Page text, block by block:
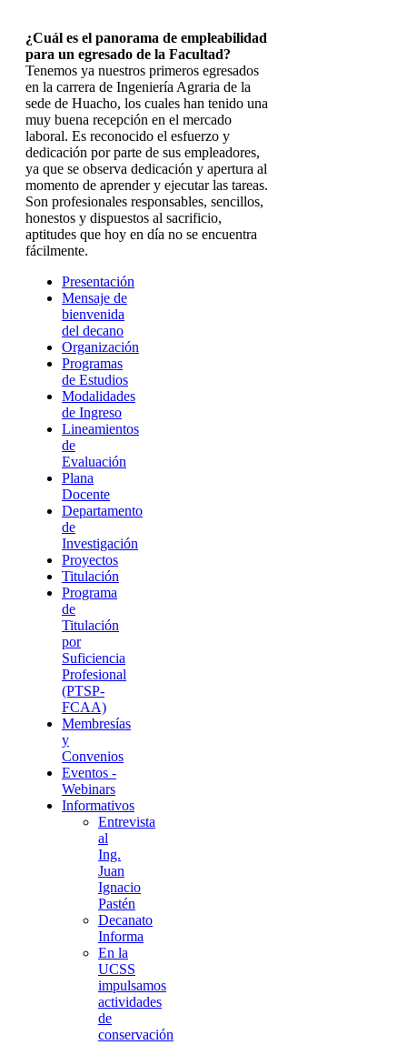
¿Cuál es el panorama de empleabilidad
para un egresado de la Facultad?
Tenemos ya nuestros primeros egresados
en la carrera de Ingeniería Agraria de la
sede de Huacho, los cuales han tenido una
muy buena recepción en el mercado
laboral. Es reconocido el esfuerzo y
dedicación por parte de sus empleadores,
ya que se observa dedicación y apertura al
momento de aprender y ejecutar las tareas.
Son profesionales responsables, sencillos,
honestos y dispuestos al sacrificio,
aptitudes que hoy en día no se encuentra
fácilmente.
Presentación
Mensaje de
bienvenida
del decano
Organización
Programas
de Estudios
Modalidades
de Ingreso
Lineamientos
de
Evaluación
Plana
Docente
Departamento
de
Investigación
Proyectos
Titulación
Programa
de
Titulación
por
Suficiencia
Profesional
(PTSP-
FCAA)
Membresías
y
Convenios
Eventos -
Webinars
Informativos
Entrevista
al
Ing.
Juan
Ignacio
Pastén
Decanato
Informa
En la
UCSS
impulsamos
actividades
de
conservación